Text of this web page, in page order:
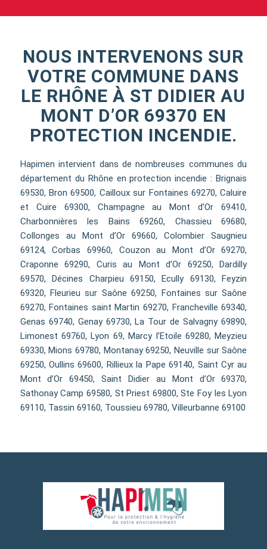
NOUS INTERVENONS SUR
VOTRE COMMUNE DANS
LE RHÔNE À ST DIDIER AU
MONT D’OR 69370 EN
PROTECTION INCENDIE.
Hapimen intervient dans de nombreuses communes du
département du Rhône en protection incendie : Brignais
69530, Bron 69500, Cailloux sur Fontaines 69270, Caluire
et Cuire 69300, Champagne au Mont d’Or 69410,
Charbonnières les Bains 69260, Chassieu 69680,
Collonges au Mont d’Or 69660, Colombier Saugnieu
69124, Corbas 69960, Couzon au Mont d’Or 69270,
Craponne 69290, Curis au Mont d’Or 69250, Dardilly
69570, Décines Charpieu 69150, Ecully 69130, Feyzin
69320, Fleurieu sur Saône 69250, Fontaines sur Saône
69270, Fontaines saint Martin 69270, Francheville 69340,
Genas 69740, Genay 69730, La Tour de Salvagny 69890,
Limonest 69760, Lyon 69, Marcy l’Etoile 69280, Meyzieu
69330, Mions 69780, Montanay 69250, Neuville sur Saône
69250, Oullins 69600, Rillieux la Pape 69140, Saint Cyr au
Mont d’Or 69450, Saint Didier au Mont d’Or 69370,
Sathonay Camp 69580, St Priest 69800, Ste Foy les Lyon
69110, Tassin 69160, Toussieu 69780, Villeurbanne 69100